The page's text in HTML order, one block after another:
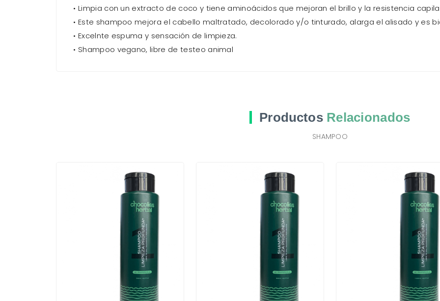
• Limpia con un extracto de coco y tiene aminoácidos que mejoran el brillo y la resistencia
• Este shampoo mejora el cabello maltratado, decolorado y/o tinturado, alarga el alisado y es
• Excelnte espuma y sensación de limpieza.
• Shampoo vegano, libre de testeo animal
Productos Relacionados
SHAMPOO